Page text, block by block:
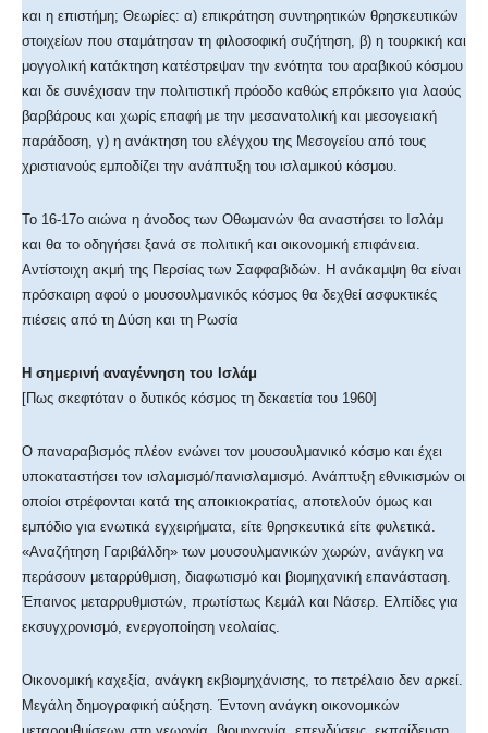
και η επιστήμη; Θεωρίες: α) επικράτηση συντηρητικών θρησκευτικών
στοιχείων που σταμάτησαν τη φιλοσοφική συζήτηση, β) η τουρκική και
μογγολική κατάκτηση κατέστρεψαν την ενότητα του αραβικού κόσμου
και δε συνέχισαν την πολιτιστική πρόοδο καθώς επρόκειτο για λαούς
βαρβάρους και χωρίς επαφή με την μεσανατολική και μεσογειακή
παράδοση, γ) η ανάκτηση του ελέγχου της Μεσογείου από τους
χριστιανούς εμποδίζει την ανάπτυξη του ισλαμικού κόσμου.
Το 16-17ο αιώνα η άνοδος των Οθωμανών θα αναστήσει το Ισλάμ
και θα το οδηγήσει ξανά σε πολιτική και οικονομική επιφάνεια.
Αντίστοιχη ακμή της Περσίας των Σαφφαβιδών. Η ανάκαμψη θα είναι
πρόσκαιρη αφού ο μουσουλμανικός κόσμος θα δεχθεί ασφυκτικές
πιέσεις από τη Δύση και τη Ρωσία
Η σημερινή αναγέννηση του Ισλάμ
[Πως σκεφτόταν ο δυτικός κόσμος τη δεκαετία του 1960]
Ο παναραβισμός πλέον ενώνει τον μουσουλμανικό κόσμο και έχει
υποκαταστήσει τον ισλαμισμό/πανισλαμισμό. Ανάπτυξη εθνικισμών οι
οποίοι στρέφονται κατά της αποικιοκρατίας, αποτελούν όμως και
εμπόδιο για ενωτικά εγχειρήματα, είτε θρησκευτικά είτε φυλετικά.
«Αναζήτηση Γαριβάλδη» των μουσουλμανικών χωρών, ανάγκη να
περάσουν μεταρρύθμιση, διαφωτισμό και βιομηχανική επανάσταση.
Έπαινος μεταρρυθμιστών, πρωτίστως Κεμάλ και Νάσερ. Ελπίδες για
εκσυγχρονισμό, ενεργοποίηση νεολαίας.
Οικονομική καχεξία, ανάγκη εκβιομηχάνισης, το πετρέλαιο δεν αρκεί.
Μεγάλη δημογραφική αύξηση. Έντονη ανάγκη οικονομικών